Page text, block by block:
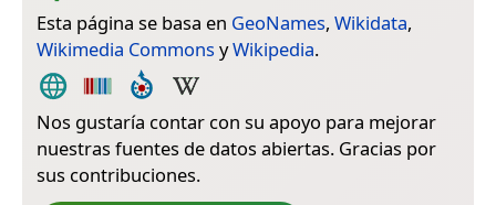
Esta página se basa en GeoNames, Wikidata,
Wikimedia Commons yWikipedia.
Nos gustaría contar con su apoyo para mejorar
nuestras fuentes de datos abiertas. Gracias por
sus contribuciones.